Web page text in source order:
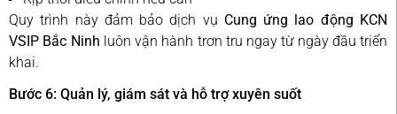
Quy trình này đảm bảo dịch vụ Cung ứng lao động KCN
VSIP Bắc Ninh luôn vận hành trơn tru ngay từ ngày đầu triển
khai.
Bước 6: Quản lý, giám sát và hỗ trợ xuyên suốt